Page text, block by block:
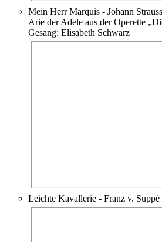
Mein Herr Marquis - Johann Strauss
Arie der Adele aus der Operette
Gesang: Elisabeth Schwarz
Leichte Kavallerie - Franz v.